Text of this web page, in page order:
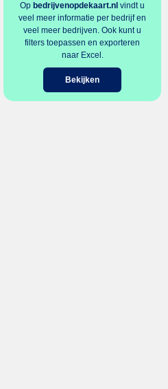
Op bedrijvenopdekaart.nl vindt u
veel meer informatie per bedrijf en
veel meer bedrijven. Ook kunt u
filters toepassen en exporteren
naar Excel.
Bekijken